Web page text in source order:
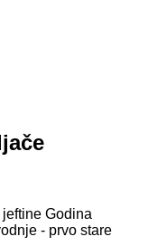
jeftine Godina
- prvo stare